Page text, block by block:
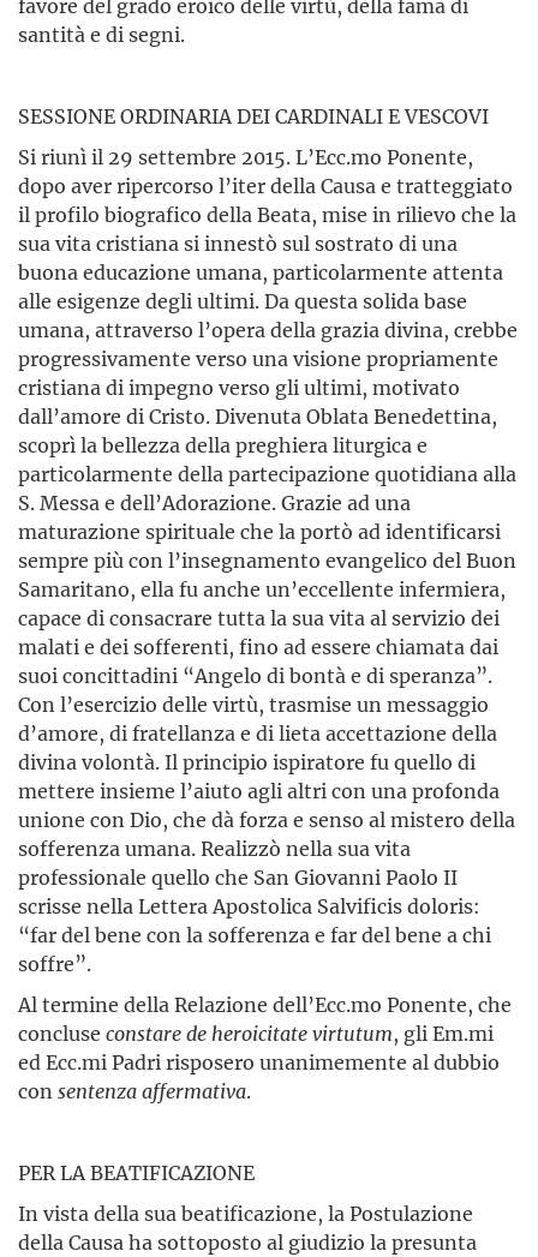
favore del grado eroico delle virtù, della fama di
santità e di segni.
SESSIONE ORDINARIA DEI CARDINALI E VESCOVI
Si riunì il 29 settembre 2015. L’Ecc.mo Ponente,
dopo aver ripercorso l’iter della Causa e tratteggiato
il profilo biografico della Beata, mise in rilievo che la
sua vita cristiana si innestò sul sostrato di una
buona educazione umana, particolarmente attenta
alle esigenze degli ultimi. Da questa solida base
umana, attraverso l’opera della grazia divina, crebbe
progressivamente verso una visione propriamente
cristiana di impegno verso gli ultimi, motivato
dall’amore di Cristo. Divenuta Oblata Benedettina,
scoprì la bellezza della preghiera liturgica e
particolarmente della partecipazione quotidiana alla
S. Messa e dell’Adorazione. Grazie ad una
maturazione spirituale che la portò ad identificarsi
sempre più con l’insegnamento evangelico del Buon
Samaritano, ella fu anche un’eccellente infermiera,
capace di consacrare tutta la sua vita al servizio dei
malati e dei sofferenti, fino ad essere chiamata dai
suoi concittadini “Angelo di bontà e di speranza”.
Con l’esercizio delle virtù, trasmise un messaggio
d’amore, di fratellanza e di lieta accettazione della
divina volontà. Il principio ispiratore fu quello di
mettere insieme l’aiuto agli altri con una profonda
unione con Dio, che dà forza e senso al mistero della
sofferenza umana. Realizzò nella sua vita
professionale quello che San Giovanni Paolo II
scrisse nella Lettera Apostolica Salvificis doloris:
“far del bene con la sofferenza e far del bene a chi
soffre”.
Al termine della Relazione dell’Ecc.mo Ponente, che
concluse constare de heroicitate virtutum, gli Em.mi
ed Ecc.mi Padri risposero unanimemente al dubbio
consentenza affermativa.
PER LA BEATIFICAZIONE
In vista della sua beatificazione, la Postulazione
della Causa ha sottoposto al giudizio la presunta